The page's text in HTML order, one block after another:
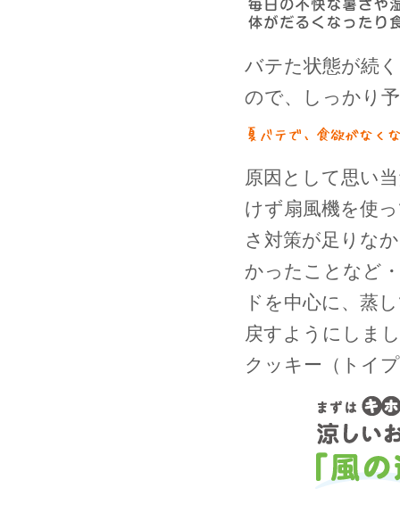
バテた状態が続
ので、しっかり
原因として思い
けず扇風機を使
さ対策が足りな
かったことなど
ドを中心に、蒸
戻すようにしま
クッキー（トイ